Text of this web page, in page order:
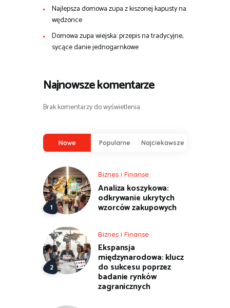
Najlepsza domowa zupa z kiszonej kapusty na
wędzonce
Domowa zupa wiejska: przepis na tradycyjne,
sycące danie jednogarnkowe
Najnowsze komentarze
Brak komentarzy do wyświetlenia.
Nowe Popularne Najciekawsze
Biznes i Finanse
Analiza koszykowa:
odkrywanie ukrytych
wzorców zakupowych
Biznes i Finanse
Ekspansja
międzynarodowa: klucz
do sukcesu poprzez
badanie rynków
zagranicznych